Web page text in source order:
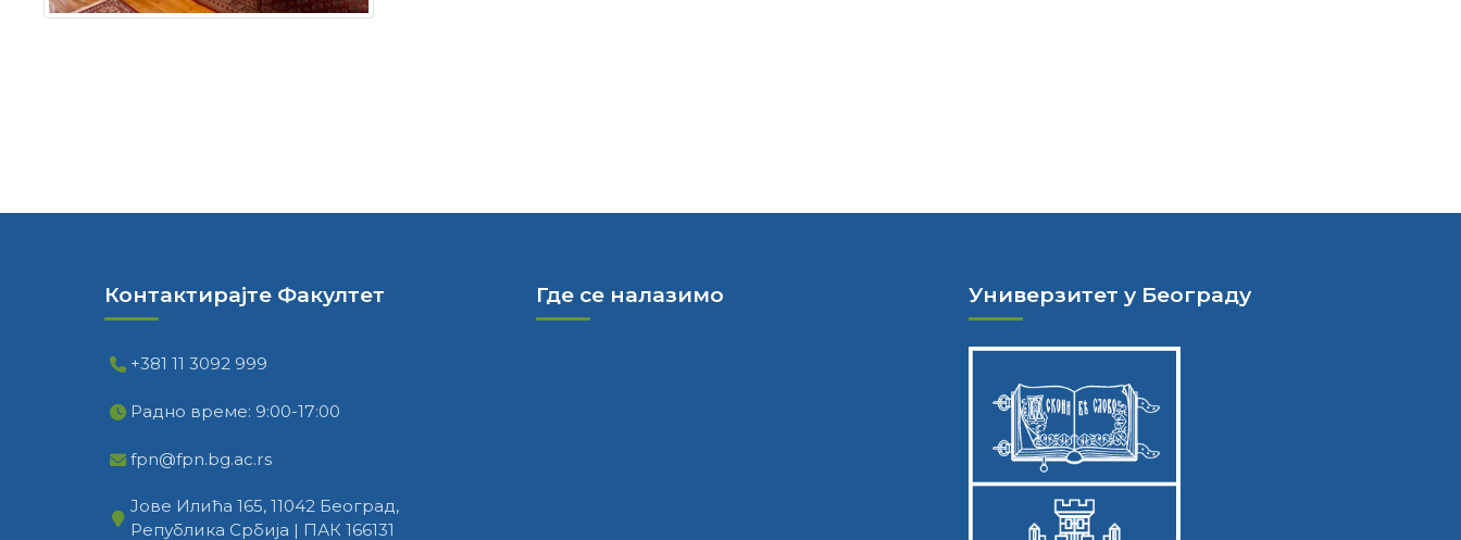
Контактирајте Факултет
+381 11 3092 999
Радно време: 9:00-17:00
fpn@fpn.bg.ac.rs
Јове Илића 165, 11042 Београд,
Република Србија | ПАК 166131
Где се налазимо Универзитет у Београду